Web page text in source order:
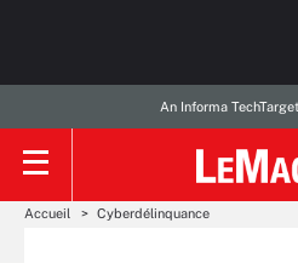
An Informa
Accueil Cyberdélinquance